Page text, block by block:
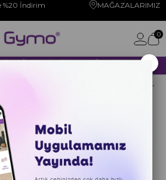
%20 İndirim MAĞAZALARIMIZ
0
TÜM ALIŞVERİŞLERİNİZDE KARGO ÜCRETSİZ!